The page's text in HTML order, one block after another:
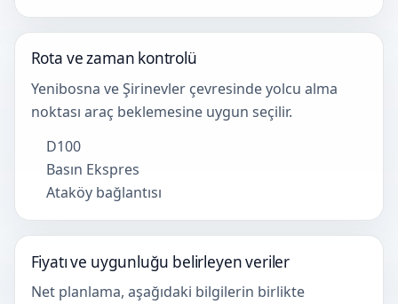
Rota ve zaman kontrolü
Yenibosna ve Şirinevler çevresinde yolcu alma
noktası araç beklemesine uygun seçilir.
D100
Basın Ekspres
Ataköy bağlantısı
Fiyatı ve uygunluğu belirleyen veriler
Net planlama, aşağıdaki bilgilerin birlikte